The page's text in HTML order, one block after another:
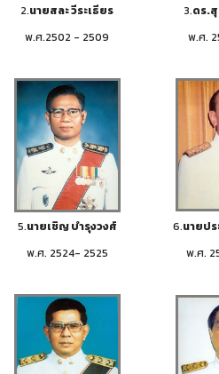
2.นายสละ วีระเธียร 3.ดร.
พ.ศ.2502 - 2509 พ.ศ.
5.นายเชิญ บำรุงวงศ์ 6.นายป
พ.ศ. 2524- 2525 พ.ศ.